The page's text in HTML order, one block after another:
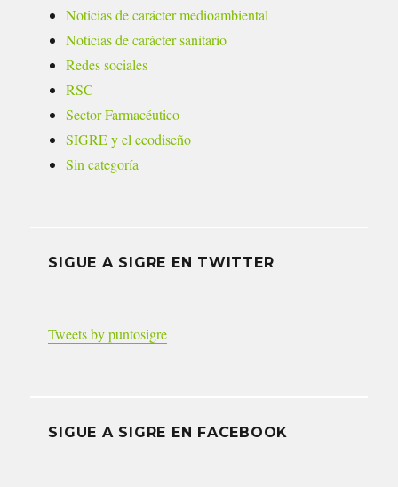
Noticias de carácter medioambiental
Noticias de carácter sanitario
Redes sociales
RSC
Sector Farmacéutico
SIGRE y el ecodiseño
Sin categoría
SIGUE A SIGRE EN TWITTER
Tweets by puntosigre
SIGUE A SIGRE EN FACEBOOK